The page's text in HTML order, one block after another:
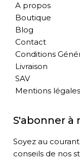
A propos
Boutique
Blog
Contact
Conditions
Livraison
SAV
Mentions légales
S'abonner
Soyez au
conseils de nos